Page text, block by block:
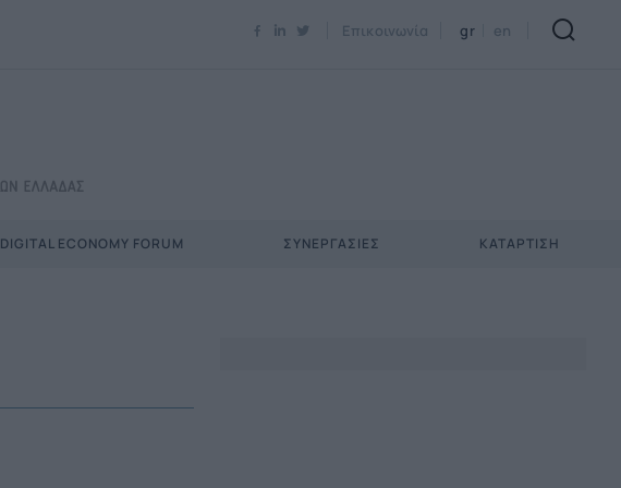
Επικοινωνία gr en
DIGITAL ECONOMY FORUM ΣΥΝΕΡΓΑΣΊΕΣ ΚΑΤΆΡΤΙΣΗ
Newsletter Email*